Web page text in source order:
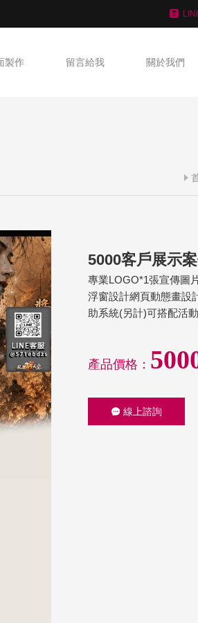
製作 留言給我 關於我們
5000客戶展示
專業LOGO*1張宣傳圖
浮窗設計網頁動態畫設
助系統(另計)可搭配活
產品價格：
線上諮詢